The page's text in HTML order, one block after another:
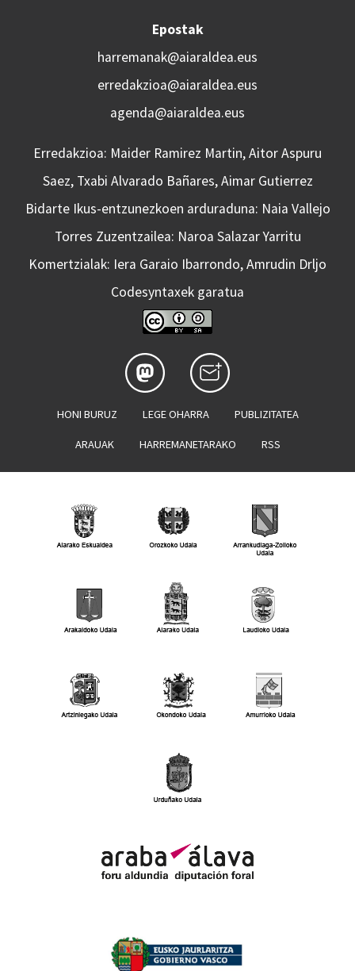
Epostak
harremanak@aiaraldea.eus
erredakzioa@aiaraldea.eus
agenda@aiaraldea.eus
Erredakzioa: Maider Ramirez Martin, Aitor Aspuru
Saez, Txabi Alvarado Bañares, Aimar Gutierrez
Bidarte Ikus-entzunezkoen arduraduna: Naia Vallejo
Torres Zuzentzailea: Naroa Salazar Yarritu
Komertzialak: Iera Garaio Ibarrondo, Amrudin Drljo
Codesyntaxek garatua
HONI BURUZ LEGE OHARRA PUBLIZITATEA
ARAUAK HARREMANETARAKO RSS